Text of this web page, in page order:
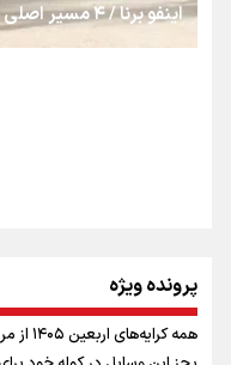
اینفو برنا / ۴ مسیر اصلی پیاده روی اربعین در عراق
اینفو برنا / توصیه‌هایی
پرونده ویژه
همه کرایه‌های اربعین ۱۴۰۵ از مرز تا نجف و کربلا